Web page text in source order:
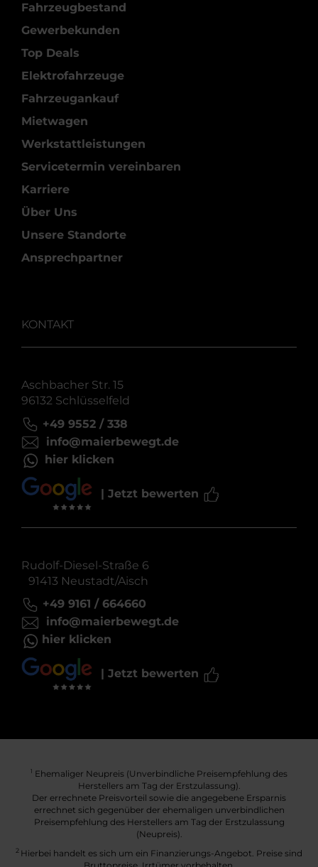
Fahrzeugbestand
Gewerbekunden
Top Deals
Elektrofahrzeuge
Fahrzeugankauf
Mietwagen
Werkstattleistungen
Servicetermin vereinbaren
Karriere
Über Uns
Unsere Standorte
Ansprechpartner
KONTAKT
Aschbacher Str. 15
96132 Schlüsselfeld
+49 9552 / 338
info@maierbewegt.de
hier klicken
| Jetzt bewerten
Rudolf-Diesel-Straße 6
91413 Neustadt/Aisch
+49 9161 / 664660
info@maierbewegt.de
hier klicken
| Jetzt bewerten
1
Ehemaliger Neupreis (Unverbindliche Preisempfehlung des
Herstellers am Tag der Erstzulassung).
Der errechnete Preisvorteil sowie die angegebene Ersparnis
errechnet sich gegenüber der ehemaligen unverbindlichen
Preisempfehlung des Herstellers am Tag der Erstzulassung
(Neupreis).
2 Hierbei handelt es sich um ein Finanzierungs-Angebot. Preise sind